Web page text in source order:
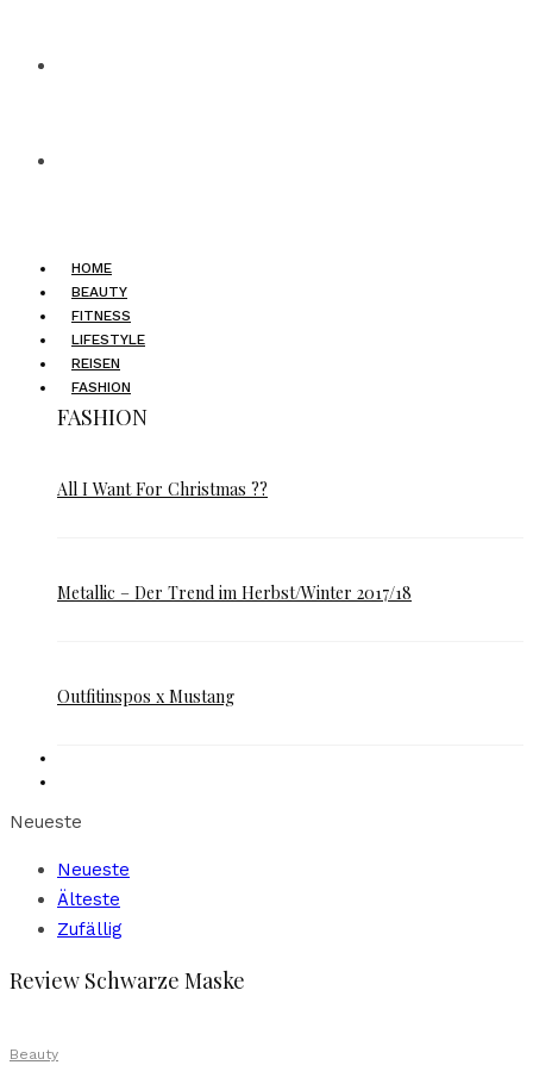
HOME
BEAUTY
FITNESS
LIFESTYLE
REISEN
FASHION
FASHION
All I Want For Christmas ??
Metallic – Der Trend im Herbst/Winter 2017/18
Outfitinspos x Mustang
Neueste
Neueste
Älteste
Zufällig
Review Schwarze Maske
Beauty